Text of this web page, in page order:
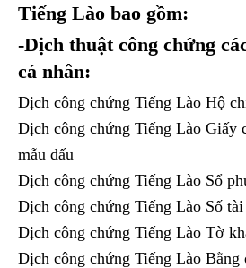
Tiếng Lào bao gồm:
-Dịch thuật công chứng
cá nhân:
Dịch công chứng Tiếng Lào Hộ
Dịch công chứng Tiếng Lào Giấy
mẫu dấu
Dịch công chứng Tiếng Lào Sổ
Dịch công chứng Tiếng Lào Số tài
Dịch công chứng Tiếng Lào Tờ
Dịch công chứng Tiếng Lào Bằng